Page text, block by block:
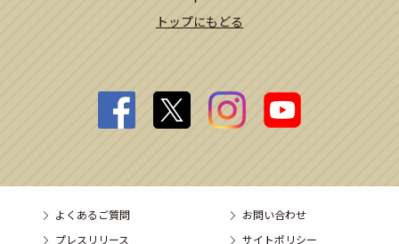
トップにもどる
よくあるご質問
お問い合わせ
プレスリリース
サイトポリシー